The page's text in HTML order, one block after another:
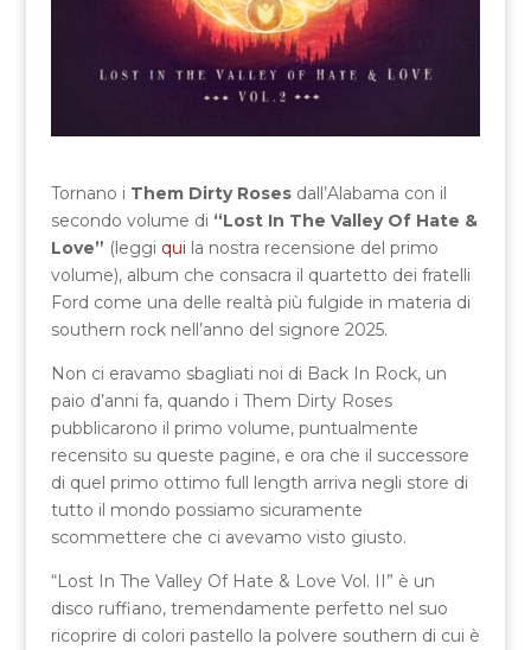
Tornano i Them Dirty Rosesdall’Alabama con il
secondo volume di “Lost In The Valley Of Hate &
Love” (leggi qui la nostra recensione del primo
volume), album che consacra il quartetto dei fratelli
Ford come una delle realtà più fulgide in materia di
southern rock nell’anno del signore 2025.
Non ci eravamo sbagliati noi di Back In Rock, un
paio d’anni fa, quando i Them Dirty Roses
pubblicarono il primo volume, puntualmente
recensito su queste pagine, e ora che il successore
di quel primo ottimo full length arriva negli store di
tutto il mondo possiamo sicuramente
scommettere che ci avevamo visto giusto.
“Lost In The Valley Of Hate & Love Vol. II” è un
disco ruffiano, tremendamente perfetto nel suo
ricoprire di colori pastello la polvere southern di cui è